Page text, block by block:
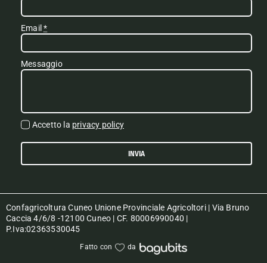
Email*
Messaggio
Accetto la privacy policy
INVIA
Confagricoltura Cuneo Unione Provinciale Agricoltori | Via Bruno
Caccia 4/6/8 -12100 Cuneo | CF. 80006990040 |
P.Iva:02363530045
Fatto con da